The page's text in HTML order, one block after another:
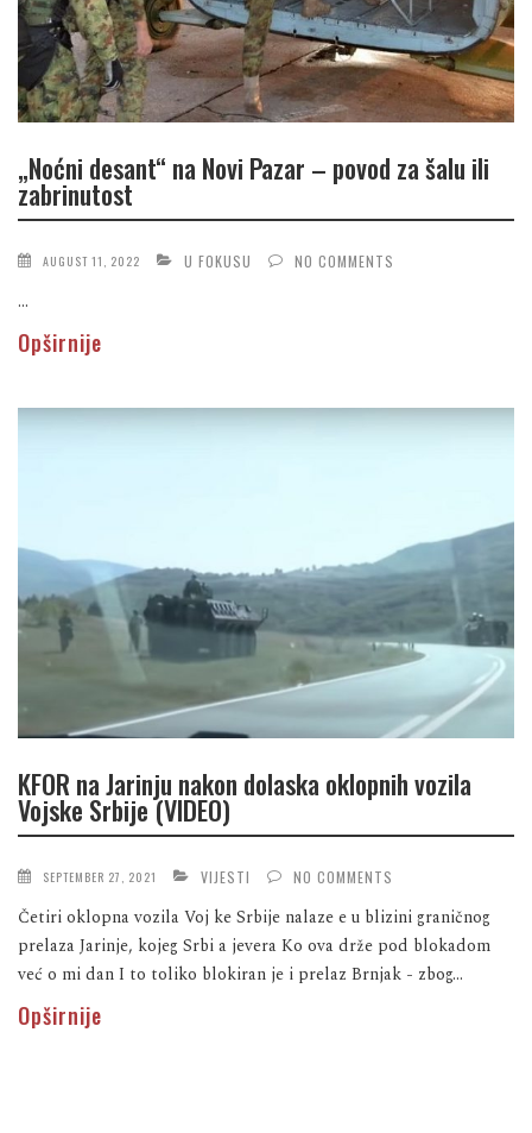
„Noćni desant“ na Novi Pazar – povod za šalu ili
zabrinutost
AUGUST 11, 2022 U FOKUSU NO COMMENTS
...
Opširnije
KFOR na Jarinju nakon dolaska oklopnih vozila
Vojske Srbije (VIDEO)
SEPTEMBER 27, 2021 VIJESTI NO COMMENTS
Četiri oklopna vozila Voj ke Srbije nalaze e u blizini graničnog
prelaza Jarinje, kojeg Srbi a jevera Ko ova drže pod blokadom
već o mi dan I to toliko blokiran je i prelaz Brnjak - zbog...
Opširnije